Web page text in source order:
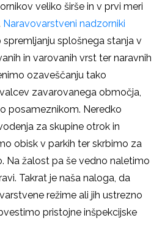
veliko širše in v prvi meri
Naravovarstveni nadzorniki
splošnega stanja v
in varovanih vrst ter naravnih
ozaveščanju tako
zavarovanega območja,
posameznikom. Neredko
za skupine otrok in
obisk v parkih ter skrbimo za
Na žalost pa še vedno naletimo
Takrat je naša naloga, da
režime ali jih ustrezno
pristojne inšpekcijske